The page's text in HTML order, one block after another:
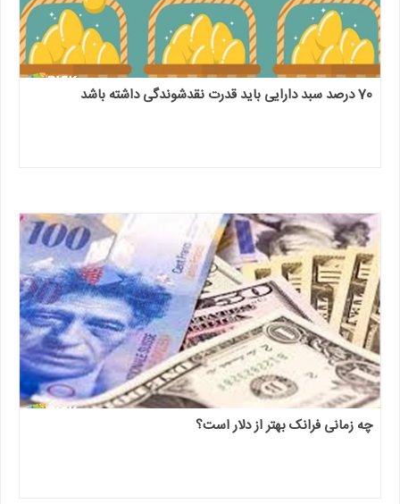
70 درصد سبد دارایی باید قدرت نقدشوندگی داشته باشد
چه زمانی فرانک بهتر از دلار است؟